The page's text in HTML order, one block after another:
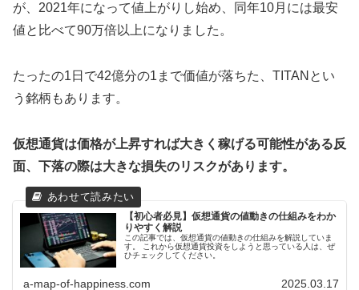
が、2021年になって値上がりし始め、同年10月には最安
値と比べて90万倍以上になりました。
たったの1日で42億分の1まで価値が落ちた、TITANとい
う銘柄もあります。
仮想通貨は価格が上昇すれば大きく稼げる可能性がある反
面、下落の際は大きな損失のリスクがあります。
【初心者必見】仮想通貨の値動きの仕組みをわか
りやすく解説
この記事では、仮想通貨の値動きの仕組みを解説していま
す。 これから仮想通貨投資をしようと思っている人は、ぜ
ひチェックしてください。
a-map-of-happiness.com 2025.03.17